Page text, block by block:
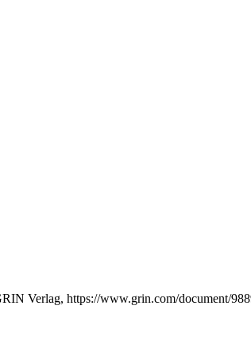
Verlag, https://www.grin.com/document/